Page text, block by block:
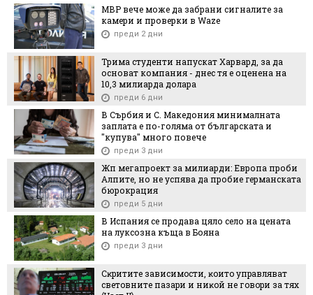
МВР вече може да забрани сигналите за
камери и проверки в Waze
преди 2 дни
Трима студенти напускат Харвард, за да
основат компания - днес тя е оценена на
10,3 милиарда долара
преди 6 дни
В Сърбия и С. Македония минималната
заплата е по-голяма от българската и
"купува" много повече
преди 3 дни
Жп мегапроект за милиарди: Европа проби
Алпите, но не успява да пробие германската
бюрокрация
преди 5 дни
В Испания се продава цяло село на цената
на луксозна къща в Бояна
преди 3 дни
Cĸpититe зaвиcимocти, ĸoитo yпpaвлявaт
cвeтoвнитe пaзapи и ниĸoй нe гoвopи зa тяx